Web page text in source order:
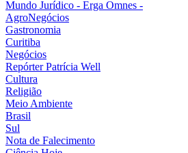
Mundo Jurídico - Erga Omnes -
AgroNegócios
Gastronomia
Curitiba
Negócios
Repórter Patrícia Well
Cultura
Religião
Meio Ambiente
Brasil
Sul
Nota de Falecimento